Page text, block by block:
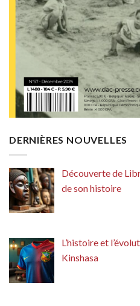
DERNIÈRES NOUVELLES
Découverte de
de son histoire
L’histoire et
Kinshasa